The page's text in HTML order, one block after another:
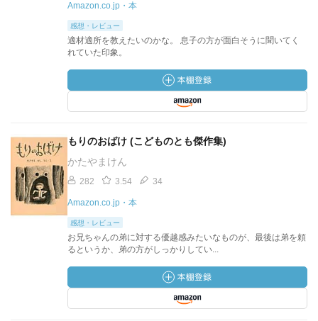
Amazon.co.jp・本
感想・レビュー
適材適所を教えたいのかな。 息子の方が面白そうに聞いてく
れていた印象。
もりのおばけ (こどものとも傑作集)
かたやまけん
282 3.54 34
Amazon.co.jp・本
感想・レビュー
お兄ちゃんの弟に対する優越感みたいなものが、最後は弟を頼
るというか、弟の方がしっかりしてい...